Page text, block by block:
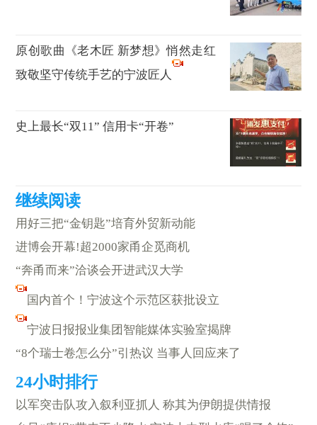
原创歌曲《老木匠 新梦想》悄然走红
致敬坚守传统手艺的宁波匠人
史上最长“双11” 信用卡“开卷”
用好三把“金钥匙”培育外贸新动能
进博会开幕!超2000家甬企觅商机
“奔甬而来”洽谈会开进武汉大学
国内首个！宁波这个示范区获批设立
宁波日报报业集团智能媒体实验室揭牌
“8个瑞士卷怎么分”引热议 当事人回应来了
以军突击队攻入叙利亚抓人 称其为伊朗提供情报